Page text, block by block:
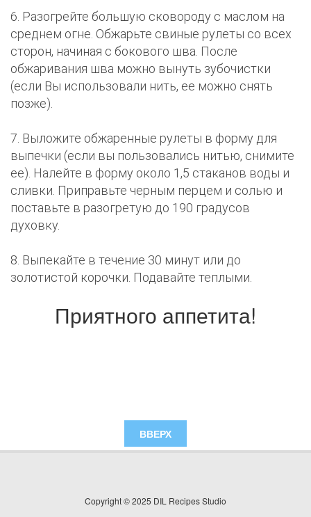
6. Разогрейте большую сковороду с маслом на
среднем огне. Обжарьте свиные рулеты со всех
сторон, начиная с бокового шва. После
обжаривания шва можно вынуть зубочистки
(если Вы использовали нить, ее можно снять
позже).
7. Выложите обжаренные рулеты в форму для
выпечки (если вы пользовались нитью, снимите
ее). Налейте в форму около 1,5 стаканов воды и
сливки. Приправьте черным перцем и солью и
поставьте в разогретую до 190 градусов
духовку.
8. Выпекайте в течение 30 минут или до
золотистой корочки. Подавайте теплыми.
Приятного аппетита!
ВВЕРХ
Copyright © 2025 DIL Recipes Studio